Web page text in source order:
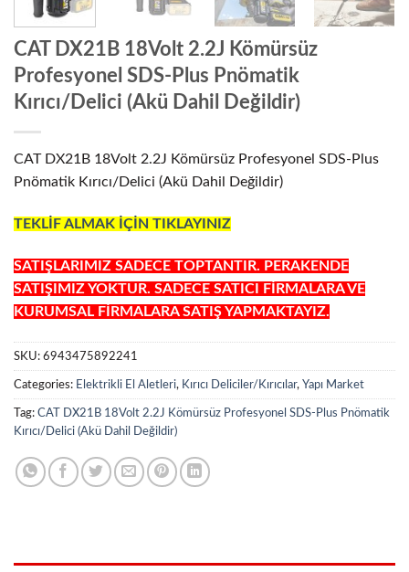
CAT DX21B 18Volt 2.2J Kömürsüz
Profesyonel SDS-Plus Pnömatik
Kırıcı/Delici (Akü Dahil Değildir)
CAT DX21B 18Volt 2.2J Kömürsüz Profesyonel SDS-Plus
Pnömatik Kırıcı/Delici (Akü Dahil Değildir)
TEKLİF ALMAK İÇİN TIKLAYINIZ
SATIŞLARIMIZ SADECE TOPTANTIR. PERAKENDE
SATIŞIMIZ YOKTUR. SADECE SATICI FİRMALARA VE
KURUMSAL FİRMALARA SATIŞ YAPMAKTAYIZ.
SKU: 6943475892241
Categories: Elektrikli El Aletleri, Kırıcı Deliciler/Kırıcılar, Yapı Market
Tag: CAT DX21B 18Volt 2.2J Kömürsüz Profesyonel SDS-Plus Pnömatik
Kırıcı/Delici (Akü Dahil Değildir)